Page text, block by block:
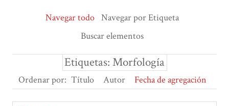
Navegar todo Navegar por Etiqueta
Buscar elementos
Etiquetas: Morfología
Ordenar por: Título Autor Fecha de agregación